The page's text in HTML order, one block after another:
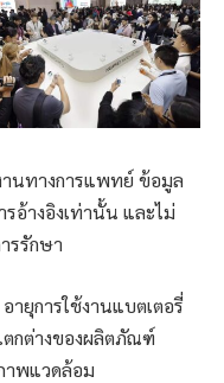
นทางการแพทย์ ข้อมูล
อ้างอิงเท่านั้น และไม่
รรักษา
ายุการใช้งานแบตเตอรี่
กต่างของผลิตภัณฑ์
าพแวดล้อม